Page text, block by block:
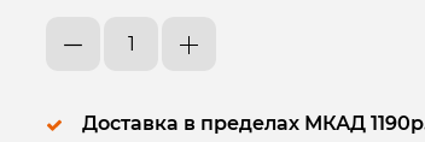
Доставка в пределах МКАД